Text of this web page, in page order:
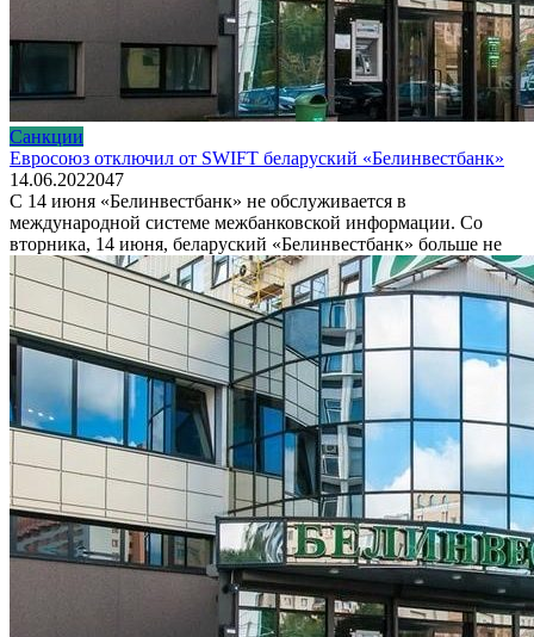
Санкции
Евросоюз отключил от SWIFT беларуский «Белинвестбанк»
14.06.2022047
С 14 июня «Белинвестбанк» не обслуживается в
международной системе межбанковской информации. Со
вторника, 14 июня, беларуский «Белинвестбанк» больше не